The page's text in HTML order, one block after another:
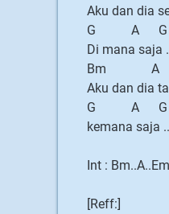
Aku dan dia
G A
Di mana saja
Bm A
Aku dan dia
G A
kemana saja
Int :
[Reff:]